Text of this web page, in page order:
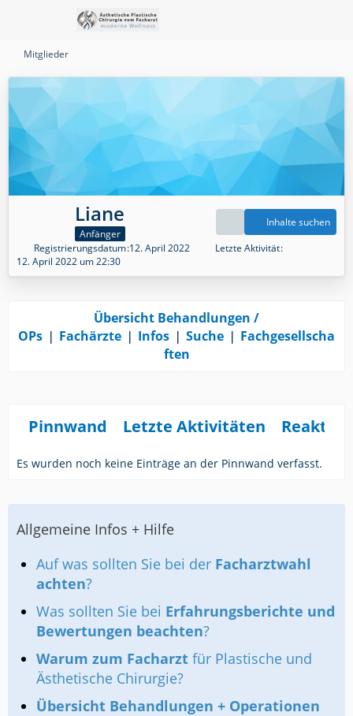
Mitglieder
Liane
Anfänger
Inhalte suchen
Registrierungsdatum 12. April 2022
Letzte Aktivität
12. April 2022 um 22:30
Übersicht Behandlungen /
OPs ❘ Fachärzte ❘ Infos ❘ Suche ❘ Fachgesellscha
ften
Pinnwand Letzte Aktivitäten
Es wurden noch keine Einträge an der Pinnwand verfasst.
Allgemeine Infos + Hilfe
Auf was sollten Sie bei der Facharztwahl
achten?
Was sollten Sie bei Erfahrungsberichte und
Bewertungen beachten?
Warum zum Facharzt für Plastische und
Ästhetische Chirurgie?
Übersicht Behandlungen + Operationen